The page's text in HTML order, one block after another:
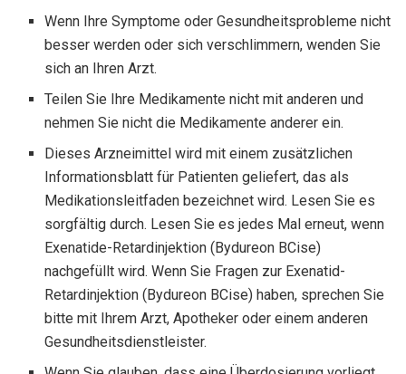
Wenn Ihre Symptome oder Gesundheitsprobleme nicht
besser werden oder sich verschlimmern, wenden Sie
sich an Ihren Arzt.
Teilen Sie Ihre Medikamente nicht mit anderen und
nehmen Sie nicht die Medikamente anderer ein.
Dieses Arzneimittel wird mit einem zusätzlichen
Informationsblatt für Patienten geliefert, das als
Medikationsleitfaden bezeichnet wird. Lesen Sie es
sorgfältig durch. Lesen Sie es jedes Mal erneut, wenn
Exenatide-Retardinjektion (Bydureon BCise)
nachgefüllt wird. Wenn Sie Fragen zur Exenatid-
Retardinjektion (Bydureon BCise) haben, sprechen Sie
bitte mit Ihrem Arzt, Apotheker oder einem anderen
Gesundheitsdienstleister.